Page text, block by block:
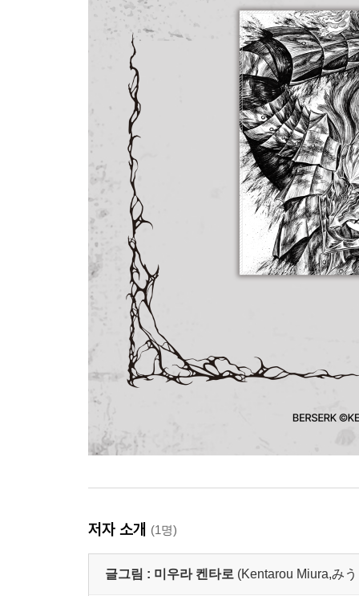
저자 소개 (1명)
글그림 : 미우라 켄타로 (Kentarou Miura,み